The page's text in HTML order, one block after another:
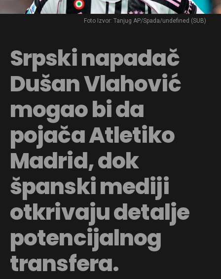
Foto Izvor: Tanjug AP/Spada/undefined (SUB)
Srpski napadač
Dušan Vlahović
mogao bi da
pojača Atletiko
Madrid, dok
španski mediji
otkrivaju detalje
potencijalnog
transfera.